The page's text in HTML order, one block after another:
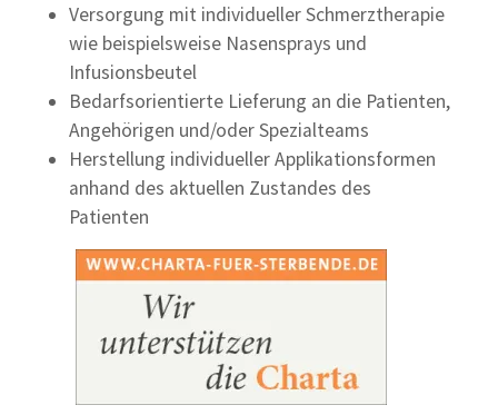
Versorgung mit individueller Schmerztherapie
wie beispielsweise Nasensprays und
Infusionsbeutel
Bedarfsorientierte Lieferung an die Patienten,
Angehörigen und/oder Spezialteams
Herstellung individueller Applikationsformen
anhand des aktuellen Zustandes des
Patienten